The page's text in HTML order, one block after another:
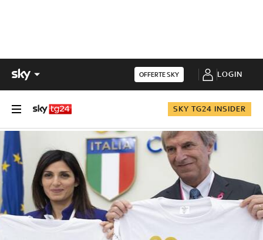
OFFERTE SKY LOGIN
SKY TG24 INSIDER